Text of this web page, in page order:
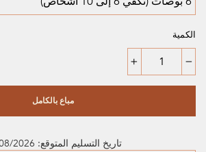
الكمية
+
مباع بالكامل
تاريخ التسليم المتوقع: 08/08/2026